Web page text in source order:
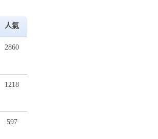
人氣
2860
1218
597